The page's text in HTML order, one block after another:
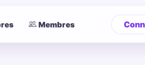
Membres